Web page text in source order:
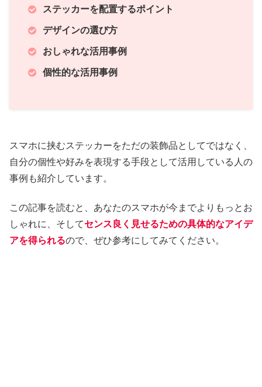
ステッカーを配置するポイント
デザインの選び方
おしゃれな活用事例
個性的な活用事例
スマホに挟むステッカーをただの装飾品としてではなく、
自分の個性や好みを表現する手段として活用している人の
事例も紹介しています。
この記事を読むと、あなたのスマホが今までよりもっとお
しゃれに、そしてセンス良く見せるための具体的なアイデ
アを得られるので、ぜひ参考にしてみてください。